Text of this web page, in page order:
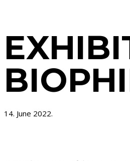
14. June 2022.